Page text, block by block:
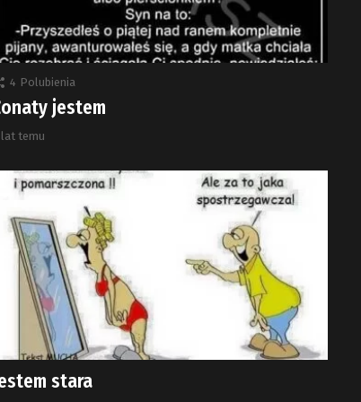
4 Polubienia
jestem
temu
stara